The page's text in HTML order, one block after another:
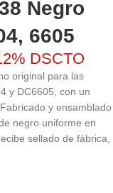
Negro
6605
DSCTO
original para las
y DC6605, con un
y ensamblado
negro uniforme en
sellado de fábrica,